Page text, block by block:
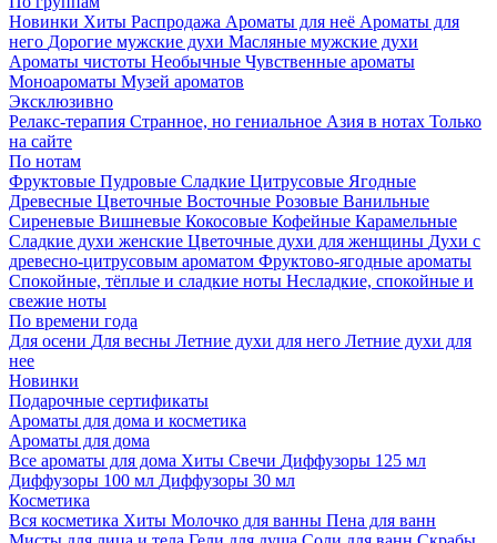
Новинки Хиты Распродажа Ароматы для неё Ароматы для
него Дорогие мужские духи Масляные мужские духи
Ароматы чистоты Необычные Чувственные ароматы
Моноароматы Музей ароматов
Эксклюзивно
Релакс-терапия Странное, но гениальное Азия в нотах Только
на сайте
По нотам
Фруктовые Пудровые Сладкие Цитрусовые Ягодные
Древесные Цветочные Восточные Розовые Ванильные
Сиреневые Вишневые Кокосовые Кофейные Карамельные
Сладкие духи женские Цветочные духи для женщины Духи с
древесно-цитрусовым ароматом Фруктово-ягодные ароматы
Спокойные, тёплые и сладкие ноты Несладкие, спокойные и
свежие ноты
По времени года
Для осени Для весны Летние духи для него Летние духи для
нее
Новинки
Подарочные сертификаты
Ароматы для дома и косметика
Ароматы для дома
Все ароматы для дома Хиты Свечи Диффузоры 125 мл
Диффузоры 100 мл Диффузоры 30 мл
Косметика
Вся косметика Хиты Молочко для ванны Пена для ванн